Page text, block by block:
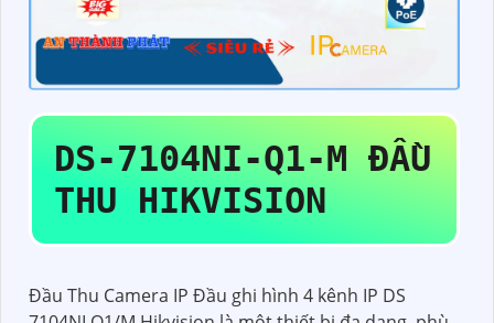
DS-7104NI-Q1-MĐẦU
THU HIKVISION
Đầu Thu Camera IP Đầu ghi hình 4 kênh IP DS